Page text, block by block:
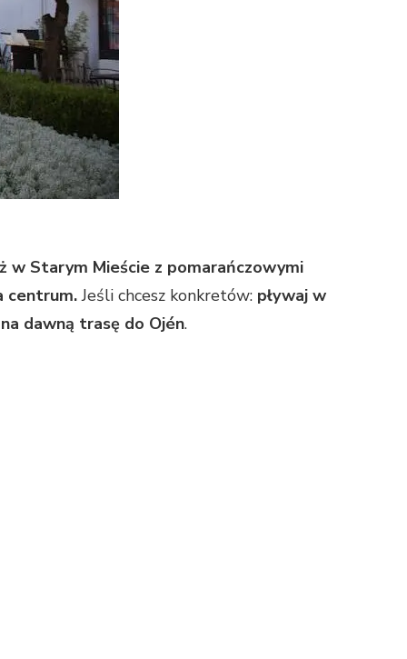
w Starym Mieście z pomarańczowymi
centrum.Jeśli chcesz konkretów: pływaj w
dawną trasę do Ojén.